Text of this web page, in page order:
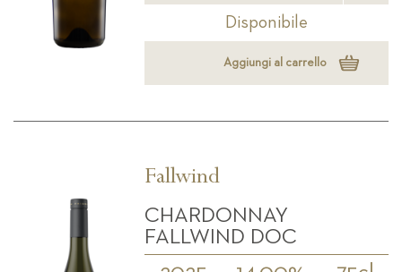
Disponibile
Aggiungi al carrello
Fallwind
CHARDONNAY
FALLWIND DOC